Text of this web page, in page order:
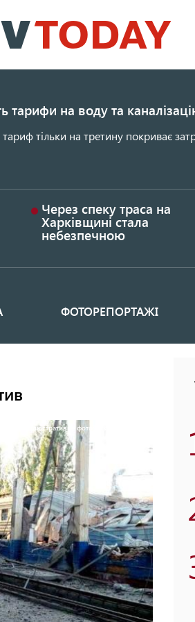
до
основного
тарифи на воду та
тільки на третину покриває
Через спеку траса на
Харківщині стала
небезпечною
ФОТОРЕПОРТАЖІ
Ілюстративне фото: "Укрзалізниця"